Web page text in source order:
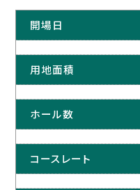
開場日
用地面積
ホール数
コースレート